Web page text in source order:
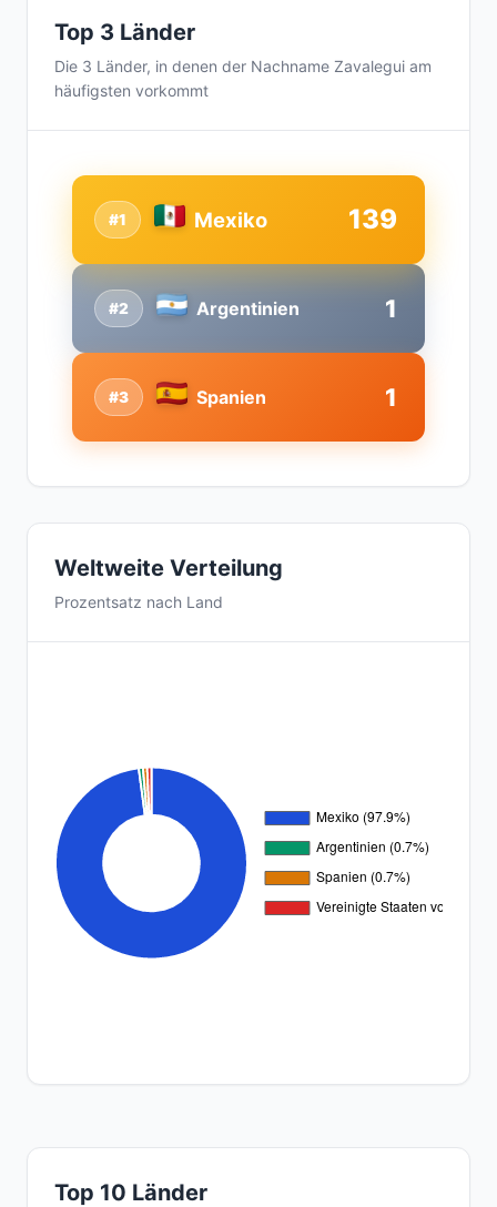
Top 3 Länder
Die 3 Länder, in denen der Nachname Zavalegui am
häufigsten vorkommt
#2 Argentinien 1
#1 Mexiko 139
#3 Spanien 1
Weltweite Verteilung
Prozentsatz nach Land
Top 10 Länder